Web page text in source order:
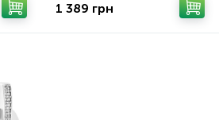
1 389 грн